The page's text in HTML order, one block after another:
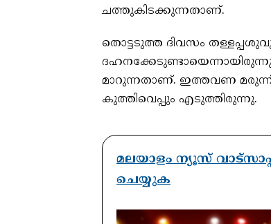
ചത്തുകിടക്കുന്നതാണ്.
തൊട്ടടുത്ത ദിവസം
മാറുന്നതാണ്. ഇത്തവണ മരുന്ന്
കുത്തിവെപ്പും എടുത്തിരുന്നു.
മലയാളം ന്യൂസ്
ചെയ്യുക